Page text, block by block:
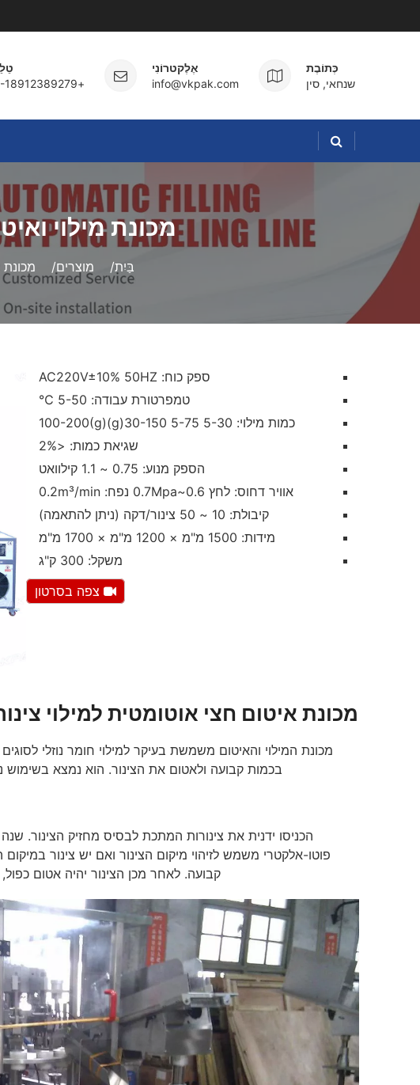
לתוכן
+86-18912389279
אֶלֶקטרוֹנִי
info@vkpak.com
כְּתוֹבֶת
שנחאי, סין
מכונת מילוי
בַּיִת מוצרים מכונת
ספק כוח: AC220V±10% 50HZ
טמפרטורת עבודה: 5-50 ℃
כמות מילוי: 5-30 5-75 30-150(g)100-200(g)
שגיאת כמות: <2%
הספק מנוע: 0.75 ~ 1.1 קילוואט
אוויר דחוס: לחץ 0.6~0.7Mpa נפח: 0.2m³/min
קיבולת: 10 ~ 50 צינור/דקה (ניתן להתאמה)
מידות: 1500 מ"מ × 1200 מ"מ × 1700 מ"מ
משקל: 300 ק"ג
צפה בסרטון
מכונת איטום חצי אוטומטית למילוי
מכונת המילוי והאיטום משמשת בעיקר למילוי חומר נוזלי
בכמות קבועה ולאטום את הצינור. הוא נמצא בשימוש
הכניסו ידנית את צינורות המתכת לבסיס מחזיק הצינור.
פוטו-אלקטרי משמש לזיהוי מיקום הצינור ואם יש צינור
קבועה. לאחר מכן הצינור יהיה אטום